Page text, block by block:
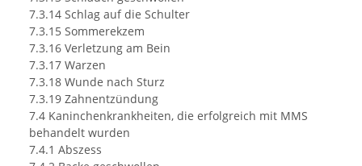
7.3.14 Schlag auf die Schulter
7.3.15 Sommerekzem
7.3.16 Verletzung am Bein
7.3.17 Warzen
7.3.18 Wunde nach Sturz
7.3.19 Zahnentzündung
7.4 Kaninchenkrankheiten, die erfolgreich mit MMS
behandelt wurden
7.4.1 Abszess